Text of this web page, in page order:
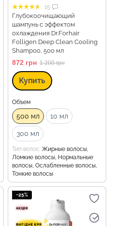
15
Глубокоочищающий
шампунь с эффектом
охлаждения Dr.Forhair
Folligen Deep Clean Cooling
Shampoo, 500 мл
872 грн 1 200 грн
Купить
Объем
500 мл 10 мл
300 мл
Тип волос Жирные волосы,
Ломкие волосы, Нормальные
волосы, Ослабленные волосы,
Тонкие волосы
−25%